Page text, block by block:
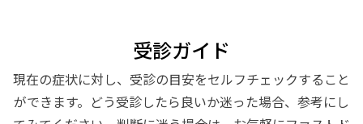
受診ガイド
現在の症状に対し、受診の目安をセルフチェックすること
ができます。どう受診したら良いか迷った場合、参考にし